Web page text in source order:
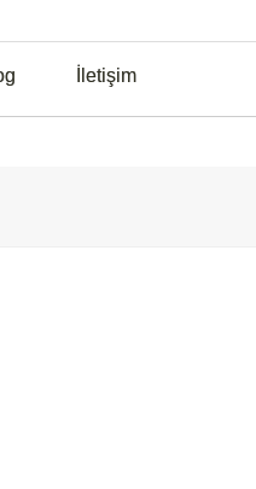
İletişim